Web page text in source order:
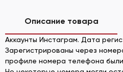
Описание товара
Аккаунты Инстаграм. Дата
Зарегистрированы через
профиле номера телефона